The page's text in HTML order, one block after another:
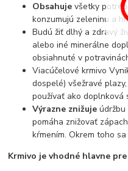
Obsahuje všetky
konzumujú zeleninu a
Budú žiť dlhý a zdravý
alebo iné minerálne
obsiahnuté v
Viacúčelové krmivo
dospelé) všežravé
používať ako doplnková
Výrazne znižuje údržbu
pomáha znižovať
kŕmením. Okrem toho
Krmivo je vhodné hlavne